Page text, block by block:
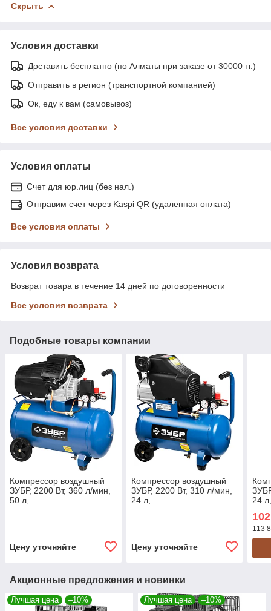
Скрыть
Условия доставки
Доставить бесплатно (по Алматы при заказе от 30000 тг.)
Отправить в регион (транспортной компанией)
Ок, еду к вам (самовывоз)
Все условия доставки
Условия оплаты
Счет для юр.лиц (без нал.)
Отправим счет через Kaspi QR (удаленная оплата)
Все условия оплаты
Условия возврата
Возврат товара в течение 14 дней по договоренности
Все условия возврата
Подобные товары компании
Компрессор воздушный
ЗУБР, 2200 Вт, 360 л/мин,
50 л,
Цену уточняйте
Компрессор воздушный
ЗУБР, 2200 Вт, 310 л/мин,
24 л,
Цену уточняйте
24
1.5)
113
Акционные предложения и новинки
Лучшая цена –10% Лучшая цена –10%